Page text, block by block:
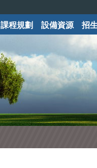
課程規劃 設備資源 招